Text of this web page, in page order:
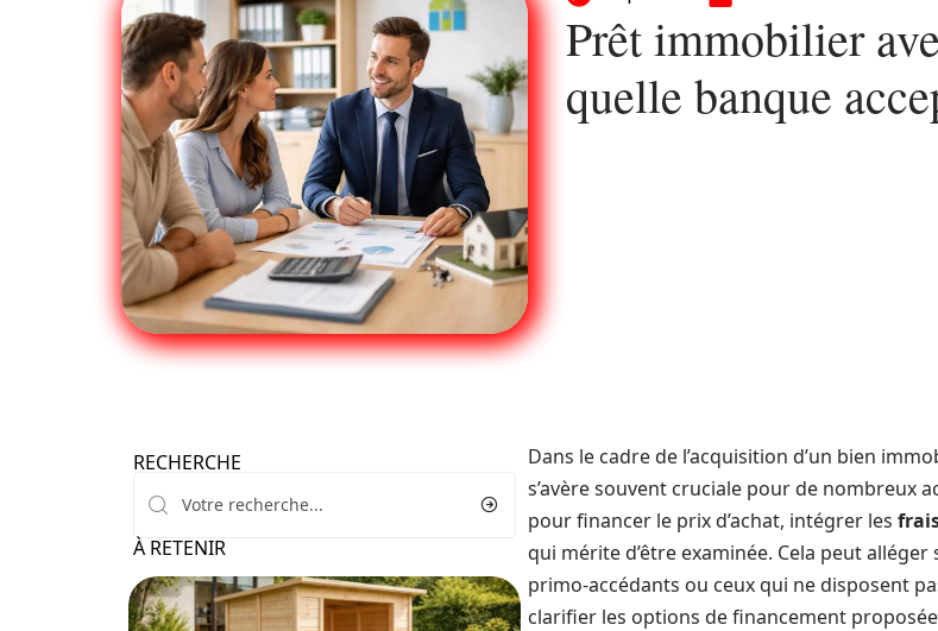
Prêt immobilier
quelle banque
RECHERCHE
À RETENIR
Dans le cadre de l’acquisition d’un bien
s’avère souvent cruciale pour de nombreux
pour financer le prix d’achat, intégrer les
qui mérite d’être examinée. Cela peut
primo-accédants ou ceux qui ne disposent
clarifier les options de financement